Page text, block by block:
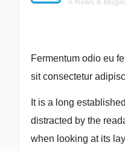
Fermentum odio eu
sit consectetur
It is a long
distracted by the
when looking at its